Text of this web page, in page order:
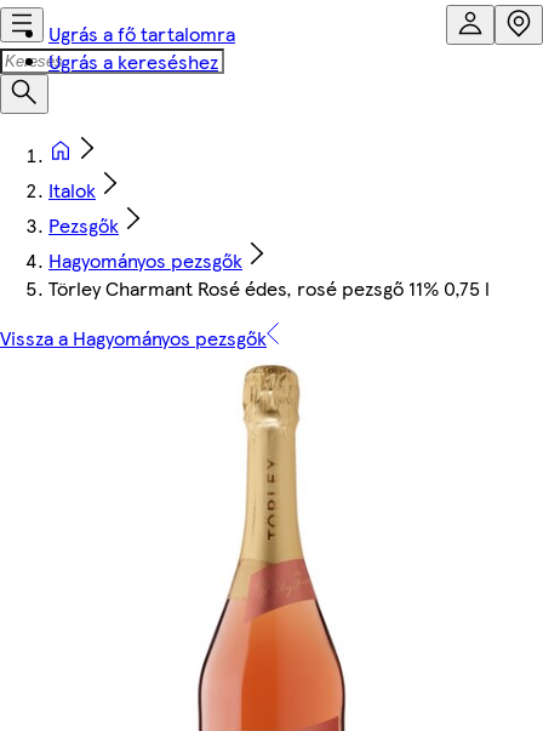
Ugrás a fő tartalomra
Ugrás a kereséshez
Italok
Pezsgők
Hagyományos pezsgők
Törley Charmant Rosé édes, rosé pezsgő 11% 0,75 l
Vissza a Hagyományos pezsgők